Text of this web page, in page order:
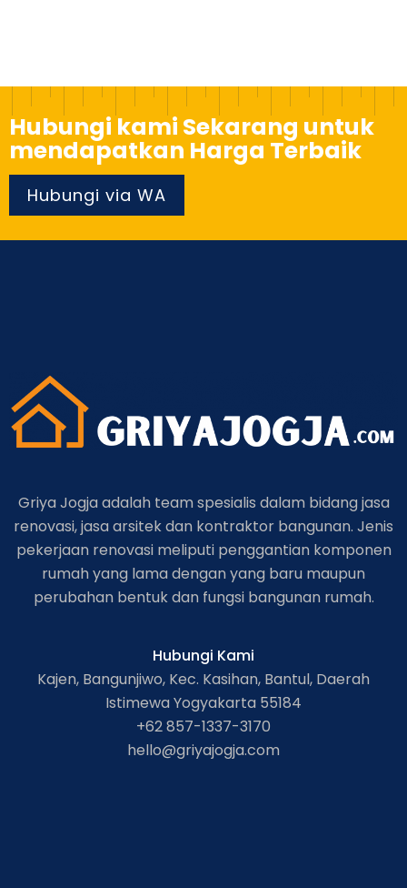
Hubungi kami Sekarang untuk
mendapatkan Harga Terbaik
Hubungi via WA
Griya Jogja adalah team spesialis dalam bidang jasa
renovasi, jasa arsitek dan kontraktor bangunan. Jenis
pekerjaan renovasi meliputi penggantian komponen
rumah yang lama dengan yang baru maupun
perubahan bentuk dan fungsi bangunan rumah.
Hubungi Kami
Kajen, Bangunjiwo, Kec. Kasihan, Bantul, Daerah
Istimewa Yogyakarta 55184
+62 857-1337-3170
hello@griyajogja.com